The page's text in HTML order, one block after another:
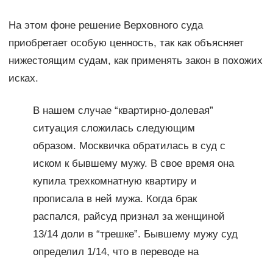
На этом фоне решение Верховного суда
приобретает особую ценность, так как объясняет
нижестоящим судам, как применять закон в похожих
исках.
В нашем случае “квартирно-долевая”
ситуация сложилась следующим
образом. Москвичка обратилась в суд с
иском к бывшему мужу. В свое время она
купила трехкомнатную квартиру и
прописала в ней мужа. Когда брак
распался, райсуд признал за женщиной
13/14 доли в “трешке”. Бывшему мужу суд
определил 1/14, что в переводе на